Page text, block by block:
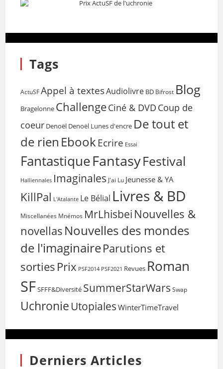
Tags
ActuSF Appel à textesAudiolivre BD Bifrost Blog
Bragelonne ChallengeCiné & DVD Coup de
coeur Denoël Denoël Lunes d'encre De tout et
de rien EbookEcrire Essai
FantastiqueFantasyFestival
Halliennales Imaginales J'ai Lu Jeunesse & YA
KillPal L'Atalante Le Bélial Livres & BD
Miscellanées Mnémos MrLhisbei Nouvelles &
novellas Nouvelles des mondes
de l'imaginaireParutions et
sorties Prix PSF2014 PSF2021 Revues Roman
SFSFFF&Diversité SummerStarWars Swap
Uchronie Utopiales WinterTimeTravel
Derniers Articles